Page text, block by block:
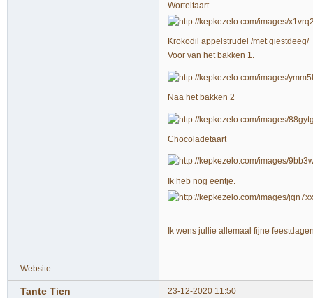
Worteltaart
Krokodil appelstrudel /met giestdeeg/
Voor van het bakken 1.
Naa het bakken 2
Chocoladetaart
Ik heb nog eentje.
Ik wens jullie allemaal fijne
Website
Tante Tien
23-12-2020 11:50